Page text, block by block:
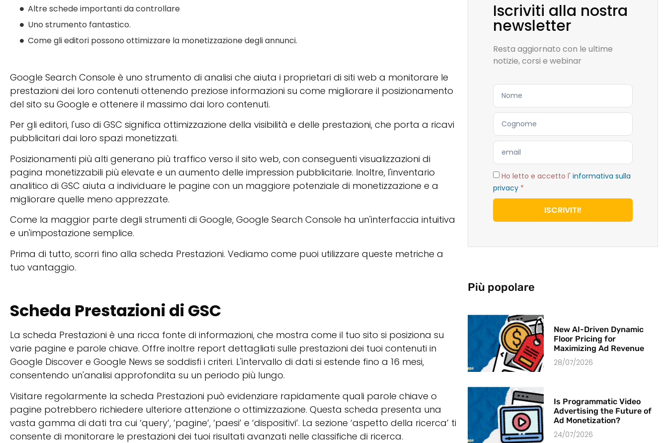
Altre schede importanti da controllare
Uno strumento fantastico.
Come gli editori possono ottimizzare la monetizzazione degli annunci.
Google Search Console è uno strumento di analisi che aiuta i proprietari di siti web a monitorare le
prestazioni dei loro contenuti ottenendo preziose informazioni su come migliorare il posizionamento
del sito su Google e ottenere il massimo dai loro contenuti.
Per gli editori, l'uso di GSC significa ottimizzazione della visibilità e delle prestazioni, che porta a ricavi
pubblicitari dai loro spazi monetizzati.
Posizionamenti più alti generano più traffico verso il sito web, con conseguenti visualizzazioni di
pagina monetizzabili più elevate e un aumento delle impression pubblicitarie. Inoltre, l'inventario
analitico di GSC aiuta a individuare le pagine con un maggiore potenziale di monetizzazione e a
migliorare quelle meno apprezzate.
Come la maggior parte degli strumenti di Google, Google Search Console ha un'interfaccia intuitiva
e un'impostazione semplice.
Prima di tutto, scorri fino alla scheda Prestazioni. Vediamo come puoi utilizzare queste metriche a
tuo vantaggio.
Scheda Prestazioni di GSC
La scheda Prestazioni è una ricca fonte di informazioni, che mostra come il tuo sito si posiziona su
varie pagine e parole chiave. Offre inoltre report dettagliati sulle prestazioni dei tuoi contenuti in
Google Discover e Google News se soddisfi i criteri. L'intervallo di dati si estende fino a 16 mesi,
consentendo un'analisi approfondita su un periodo più lungo.
Visitare regolarmente la scheda Prestazioni può evidenziare rapidamente quali parole chiave o
pagine potrebbero richiedere ulteriore attenzione o ottimizzazione. Questa scheda presenta una
vasta gamma di dati tra cui ‘query’, ‘pagine’, ‘paesi’ e ‘dispositivi’. La sezione ‘aspetto della ricerca’ ti
consente di monitorare le prestazioni dei tuoi risultati avanzati nelle classifiche di ricerca.
Iscriviti alla nostra
newsletter
Resta aggiornato con le ultime
notizie, corsi e webinar
Ho letto e accetto l' informativa sulla
privacy*
ISCRIVITI!
Più popolare
New AI-Driven Dynamic
Floor Pricing for
Maximizing Ad Revenue
28/07/2026
Is Programmatic Video
Advertising the Future of
Ad Monetization?
24/07/2026